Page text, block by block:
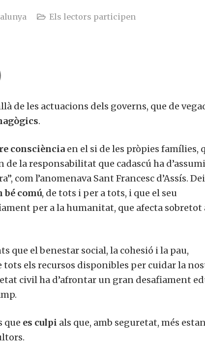
Els lectors participen
de les actuacions dels governs, que de
.
consciència en el si de les pròpies famílies,
la responsabilitat que cadascú ha
com l’anomenava Sant Francesc d’Assís.
bé comú, de tots i per a tots, i que el seu
per a la humanitat, que afecta sobretot
que el benestar social, la cohesió i la pau,
els recursos disponibles per cuidar la
civil ha d’afrontar un gran desafiament
que es culpi als que, amb seguretat, més